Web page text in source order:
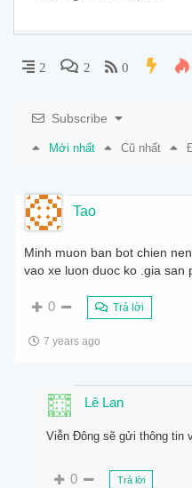
2 2 0
Subscribe
Mới nhất Cũ nhất
Tao
Minh muon ban bot chien
vao xe luon duoc ko .gia san
0 Trả lời
7 years ago
Lê Lan
Viễn Đông sẽ gửi thông tin
0 Trả lời